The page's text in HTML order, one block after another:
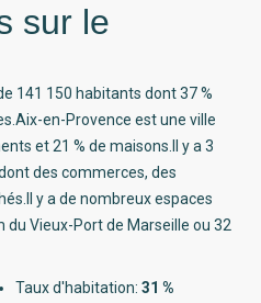
sur le
141 150 habitants dont 37 %
en-Provence est une ville
et 21 % de maisons.Il y a 3
des commerces, des
y a de nombreux espaces
du Vieux-Port de Marseille ou 32
Taux d'habitation: 31 %